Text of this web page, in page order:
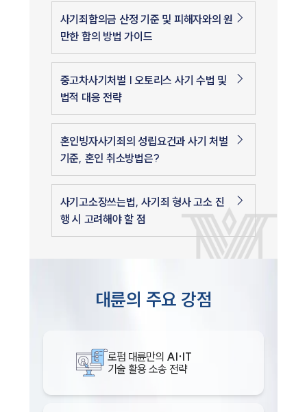
사기죄합의금 산정 기준 및 피해자와의 원
만한 합의 방법 가이드
중고차사기처벌 | 오토리스 사기 수법 및
법적 대응 전략
혼인빙자사기죄의 성립요건과 사기 처벌
기준, 혼인 취소방법은?
사기고소장쓰는법, 사기죄 형사 고소 진
행 시 고려해야 할 점
대륜의 주요 강점
로펌 대륜만의 AI·IT
기술 활용 소송 전략